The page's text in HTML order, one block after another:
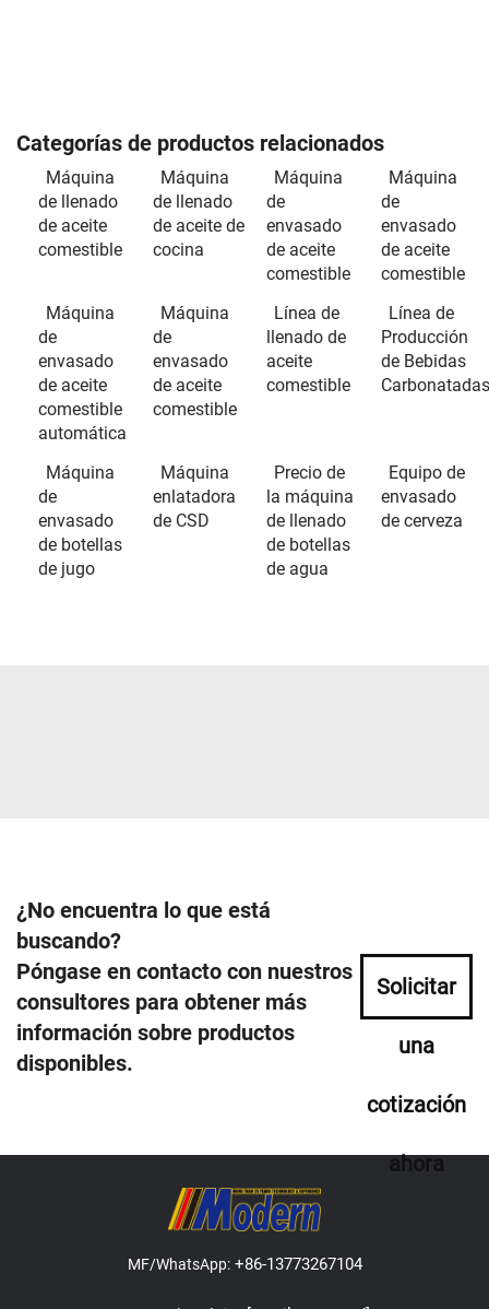
Categorías de productos relacionados
Máquina
de llenado
de aceite
comestible
Máquina
de llenado
de aceite de
cocina
Máquina
de
envasado
de aceite
comestible
Máquina
de
envasado
de aceite
comestible
Máquina
de
envasado
de aceite
comestible
automática
Máquina
de
envasado
de aceite
comestible
Línea de
llenado de
aceite
comestible
Línea de
Producción
de Bebidas
Carbonatadas
Máquina
de
envasado
de botellas
de jugo
Máquina
enlatadora
de CSD
Precio de
la máquina
de llenado
de botellas
de agua
Equipo de
envasado
de cerveza
¿No encuentra lo que está
buscando?
Póngase en contacto con nuestros
consultores para obtener más
información sobre productos
disponibles.
Solicitar
una
cotización
ahora
MF/WhatsApp:+86-13773267104